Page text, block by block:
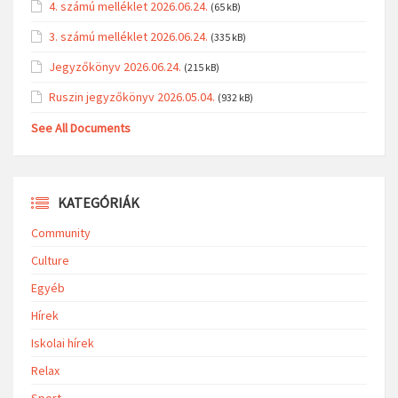
4. számú melléklet 2026.06.24. (65 kB)
3. számú melléklet 2026.06.24. (335 kB)
Jegyzőkönyv 2026.06.24. (215 kB)
Ruszin jegyzőkönyv 2026.05.04. (932 kB)
See All Documents
KATEGÓRIÁK
Community
Culture
Egyéb
Hírek
Iskolai hírek
Relax